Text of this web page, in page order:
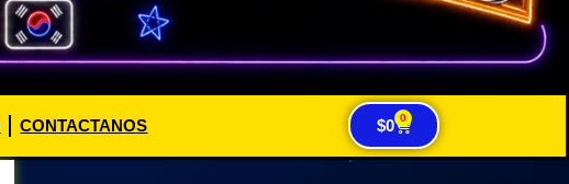
CONTACTANOS $0 0